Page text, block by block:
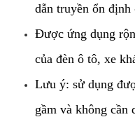
dẫn truyền ổn định
Được ứng dụng
của đèn ô tô, xe
Lưu ý: sử dụng
gầm và không cần